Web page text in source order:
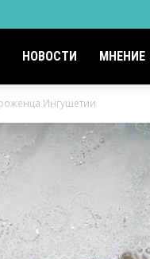
НОВОСТИ МНЕНИЕ
Ингушетии